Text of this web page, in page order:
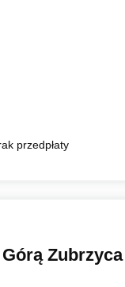
przedpłaty
Zubrzyca